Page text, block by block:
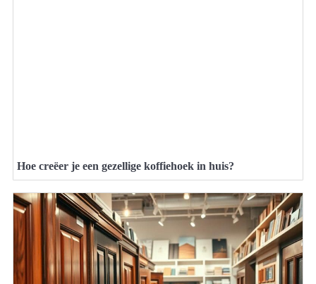
Hoe creëer je een gezellige koffiehoek in huis?